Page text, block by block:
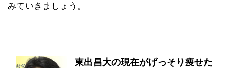
みていきましょう。
東出昌大の現在がげっそり痩せた